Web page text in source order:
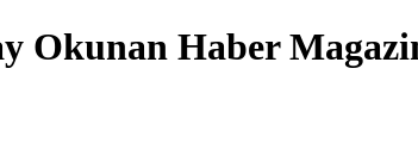
Okunan Haber